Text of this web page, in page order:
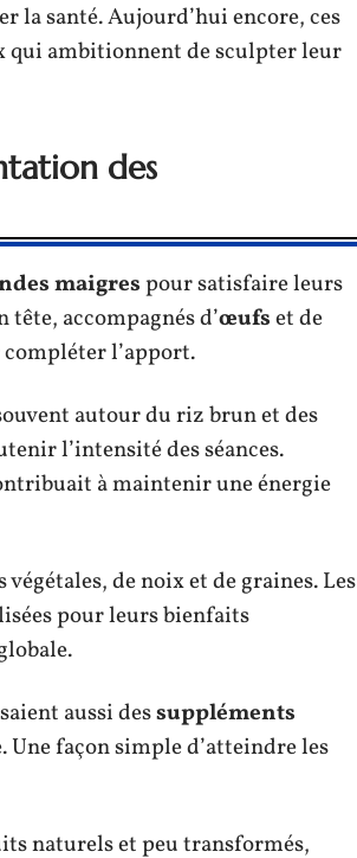
la santé. Aujourd’hui encore, ces
qui ambitionnent de sculpter leur
des
maigrespour satisfaire leurs
accompagnés d’œufset de
l’apport.
autour du riz brun et des
l’intensité des séances.
à maintenir une énergie
de noix et de graines. Les
pour leurs bienfaits
aussi dessuppléments
Une façon simple d’atteindre les
naturels et peu transformés,